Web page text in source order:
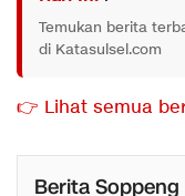
Temukan berita
di Katasulsel.com
👉 Lihat semua
Berita Soppeng